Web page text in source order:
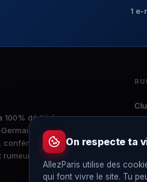
1 e-
100% dédié à
: infos du
de
mercato,
On respecte ta
AllezParis utilise des
qui font vivre le site. Tu